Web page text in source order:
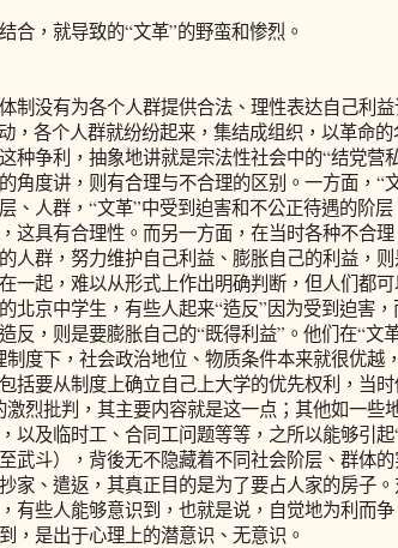
，就导致的“文革”的野蛮和惨烈。
没有为各个人群提供合法、理性表达自己利益
，各个人群就纷纷起来，集结成组织，以革命
种争利，抽象地讲就是宗法性社会中的“结党营
角度讲，则有合理与不合理的区别。一方面，“
、人群，“文革”中受到迫害和不公正待遇的阶层
这具有合理性。而另一方面，在当时各种不合
人群，努力维护自己利益、膨胀自己的利益，
一起，难以从形式上作出明确判断，但人们都
北京中学生，有些人起来“造反”因为受到迫害
反，则是要膨胀自己的“既得利益”。他们在“文
制度下，社会政治地位、物质条件本来就很优越
括要从制度上确立自己上大学的优先权利，当
激烈批判，其主要内容就是这一点；其他如一些
以及临时工、合同工问题等等，之所以能够引
武斗），背後无不隐藏着不同社会阶层、群体
家、遣返，其真正目的是为了要占人家的房子
有些人能够意识到，也就是说，自觉地为利而
，是出于心理上的潜意识、无意识。